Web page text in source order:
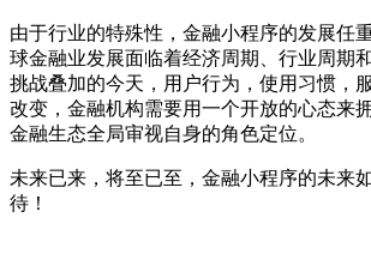
由于行业的特殊性，金融小程序的发展任
球金融业发展面临着经济周期、行业周期
挑战叠加的今天，用户行为，使用习惯，
改变，金融机构需要用一个开放的心态来
金融生态全局审视自身的角色定位。
未来已来，将至已至，金融小程序的未来
待！